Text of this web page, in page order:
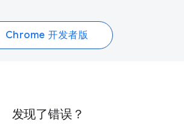
Chrome 开发者版
发现了错误？